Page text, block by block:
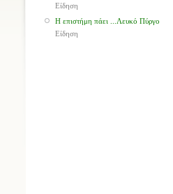
Είδηση
Η επιστήμη πάει ...Λευκό Πύργο
Είδηση